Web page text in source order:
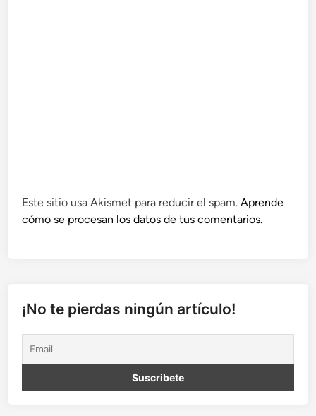
Este sitio usa Akismet para reducir el spam.Aprende
cómo se procesan los datos de tus comentarios.
¡No te pierdas ningún artículo!